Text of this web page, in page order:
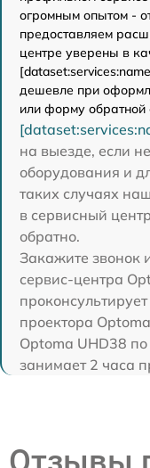
огромным опытом -
предоставляем
центре уверены в
дешевле при
или форму обратной
на выезде, если
оборудования и
таких случаях
в сервисный
обратно.
Закажите звонок
сервис-центра
проектора
Optoma UHD38
занимает 2 часа